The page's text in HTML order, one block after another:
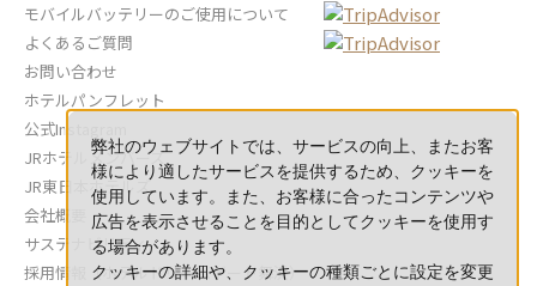
モバイルバッテリーのご使用について
よくあるご質問
お問い合わせ
ホテルパンフレット
公式Instagram
JRホテルメンバーズ
JR東日本ホテルズ
会社概要
サステナビリティ
採用情報（ホテルドリームゲート舞浜）
弊社のウェブサイトでは、サービスの向上、またお客
様により適したサービスを提供するため、クッキーを
使用しています。また、お客様に合ったコンテンツや
広告を表示させることを目的としてクッキーを使用す
る場合があります。
クッキーの詳細や、クッキーの種類ごとに設定を変更